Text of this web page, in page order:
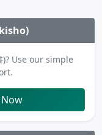
)? Use our simple